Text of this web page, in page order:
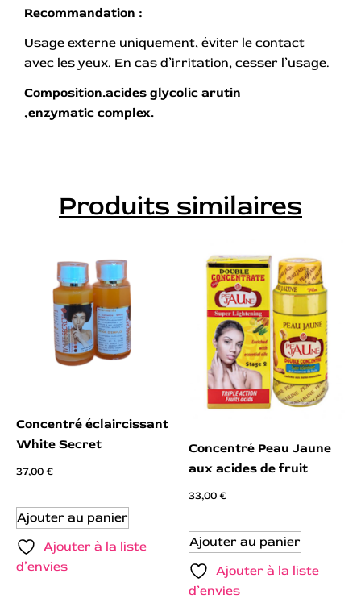
Recommandation :
Usage externe uniquement, éviter le contact
avec les yeux. En cas d’irritation, cesser l’usage.
Composition.acides glycolic arutin
,enzymatic complex.
Produits similaires
Concentré éclaircissant
White Secret
37,00€
Ajouter au panier
Ajouter à la liste
d’envies
Concentré Peau Jaune
aux acides de fruit
33,00€
Ajouter au panier
Ajouter à la liste
d’envies